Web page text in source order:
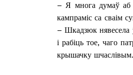
– Я многа думаў аб
кампраміс са сваім
– Шкадзюк нявесела
і рабіць тое, чаго
крышачку